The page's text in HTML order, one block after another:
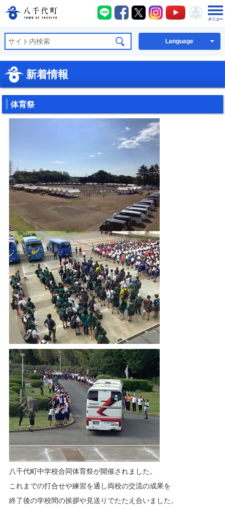
八千代町公式ホームページ
八千代町LINE
八千代町Facebook
八千代町X八千代町Instagram
八千代町
八千
Language
新着情報
体育祭
八千代町中学校合同体育祭が開催されました。
これまでの打合せや練習を通し両校の交流の成果を
終了後の学校間の挨拶や見送りでたたえ合いました。